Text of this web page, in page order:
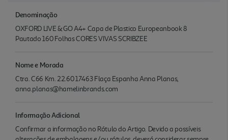
Denominação
OXFORD LIVE & GO A4+ Capa de Plastico Europeanbook 8
Pautado 160 Folhas CORES VIVAS SCRIBZEE
Nome e Morada
Ctra. C66 Km. 22.60 17463 Flaça Espanha Anna Planas,
anna.planas@hamelinbrands.com
Informação Adicional
Confirmar a informação no Rótulo do Artigo. Devido a possíveis